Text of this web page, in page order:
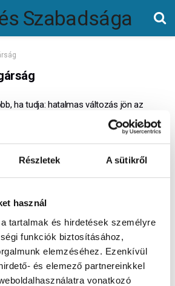
Részletek A sütikről
használ
tartalmak és hirdetések személyre
funkciók biztosításához,
elemzéséhez. Ezenkívül
és elemező partnereinkkel
vonatkozó
ha tudja: hatalmas változás jön az
utolsó pillanatig! – 5 ok, amiért nem
2026-ban? Megmutatjuk, hogyan
ki a legtöbbet a munkaszüneti